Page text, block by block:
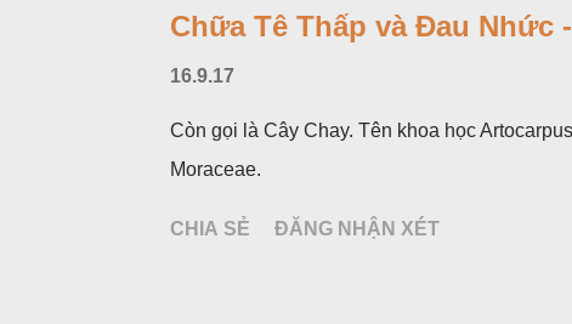
Chữa Tê Thấp và Đau Nhức
16.9.17
Còn gọi là Cây Chay. Tên khoa học
Moraceae.
CHIA SẺ ĐĂNG NHẬN XÉT